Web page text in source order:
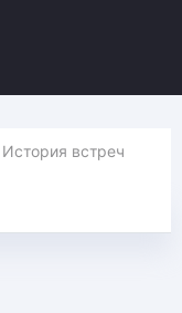
История встреч